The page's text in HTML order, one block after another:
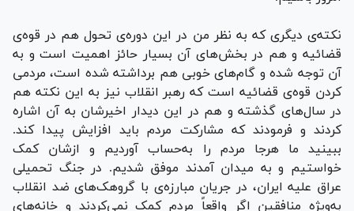
نکته‌ی دیگری که به نظر من در این دوره‌ی تحول هم در قوه‌ی
قضائیه و هم در بخش‌های آن بسیار حائز اهمیت است و به
آن توجه شده و گام‌های خوبی هم برداشته شده است، مردمی
کردن قوه‌ی قضائیه است که رهبر انقلاب نیز به این نکته هم
در سال‌های گذشته و هم در این دیدار اخیرشان به آن اشاره
کردند و فرمودند که مشارکت مردم باید افزایش پیدا کند.
ببینید ما هرجا مردم را به‌حساب آوردیم و ازشان کمک
خواستیم و به میدان آمدند موفق شدیم. در جنگ تحمیلی
عراق علیه ایران، در جریان مبارزه‌ی با گروهک‌های ضد انقلاب
به‌ویژه منافقین اگر واقعاً مردم کمک نمی‌کردند و خانه‌های